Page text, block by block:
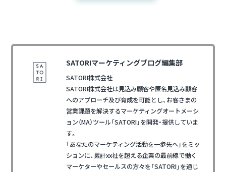
SATORIマーケティングブログ編集部
SATORI株式会社
SATORI株式会社は見込み顧客や匿名見込み顧客
へのアプローチ及び育成を可能とし、お客さまの
営業課題を解決するマーケティングオートメーシ
ョン（MA）ツール「SATORI」を開発・提供していま
す。
「あなたのマーケティング活動を一歩先へ」をミッ
ションに、累計xx社を超える企業の最前線で働く
マーケターやセールスの方々を「SATORI」を通じ